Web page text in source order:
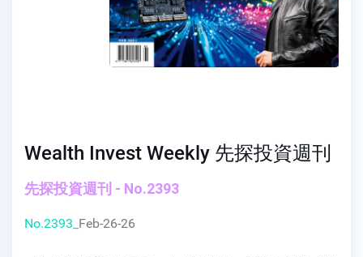
Wealth Invest Weekly 先探投資週刊
先探投資週刊 - No.2393
No.2393_ Feb-26-26